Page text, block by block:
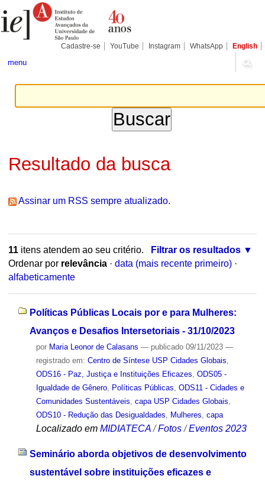
para
conteúdo.
Pessoais
Cadastre-se YouTube Instagram WhatsApp English
menu
Resultado da busca
Assinar um RSS sempre atualizado.
11itens atendem ao seu critério.
Filtrar os resultados
Ordenar por relevância · data (mais recente primeiro) ·
alfabeticamente
Políticas Públicas Locais por e para Mulheres:
Avanços e Desafios Intersetoriais - 31/10/2023
por Maria Leonor de Calasans — publicado09/11/2023 —
registrado em: Centro de Síntese USP Cidades Globais
ODS16 - Paz, Justiça e Instituições Eficazes ODS05 -
Igualdade de Gênero, Políticas Públicas ODS11 - Cidades e
Comunidades Sustentáveis capa USP Cidades Globais
ODS10 - Redução das Desigualdades
Mulheres capa
Localizado em MIDIATECA /Fotos /Eventos 2023
Seminário aborda objetivos de desenvolvimento
sustentável sobre instituições eficazes e